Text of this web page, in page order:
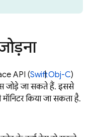
API (Swift|Obj-C)
जोड़े जा सकते हैं. इससे
किया जा सकता है.